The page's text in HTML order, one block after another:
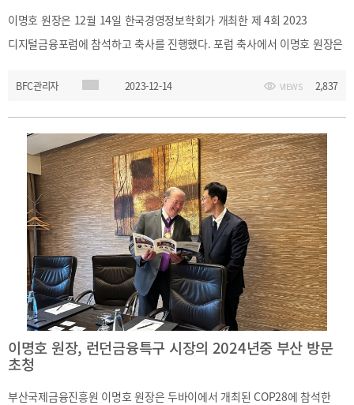
2022
2021
BIFC금융강좌
신청
조회/
취소
지난강좌
연간운영
계획표
해양금융정보
블로그
해양금융
아카데미
60초해양금융
금융
교육활동
모음
CEO 소개
이명호 원장은 12월 14일 한국경영정보학회가 개최한 제 4회 2023
디지털금융포럼에 참석하고 축사를 진행했다. 포럼 축사에서 이명호 원장은
강조했으며, 디지털시대에 각국의 금융중심지간의 경쟁이 심화됨을
설명하고 부산 금융중심지 발전을 위해 디지털 금융 생태계의 적극적인
육성이 필요함을 발언했다. 이어서 부산국제금융진흥원의 금융중심지
발전을 위한 활동을 설명하고 부산 금융중심지 발전을 위해 금융기관들의
협력을 당부했다.
BFC관리자 2023-12-14 VIEWS 2,837
이명호 원장, 런던금융특구 시장의 2024년중 부산 방문
초청
부산국제금융진흥원 이명호 원장은 두바이에서 개최된 COP28에 참석한